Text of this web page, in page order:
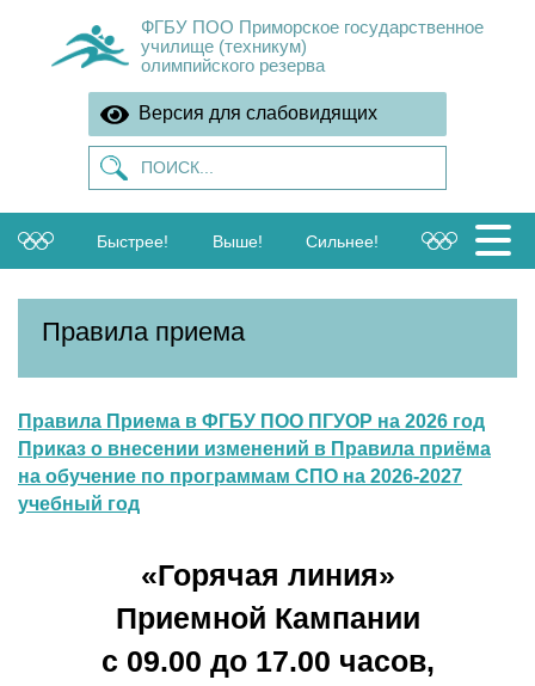
ФГБУ ПОО Приморское государственное
училище (техникум)
олимпийского резерва
Версия для слабовидящих
Быстрее! Выше! Сильнее!
«Горячая линия»
Приемной Кампании
с 09.00 до 17.00 часов,
Правила приема
Правила Приема в ФГБУ ПОО ПГУОР на 2026 год
Приказ о внесении изменений в Правила приёма
на обучение по программам СПО на 2026-2027
учебный год